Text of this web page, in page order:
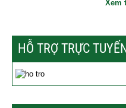
Xem
HỖ TRỢ TRỰC